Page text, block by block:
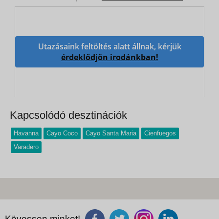
Utazásaink feltöltés alatt állnak, kérjük
érdeklődjön irodánkban!
Kapcsolódó desztinációk
Havanna Cayo Coco Cayo Santa Maria
Cienfuegos
Varadero